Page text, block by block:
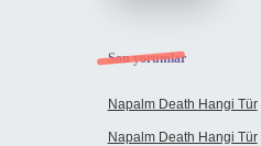
Son yorumlar
Napalm Death Hangi Tür
Napalm Death Hangi Tür